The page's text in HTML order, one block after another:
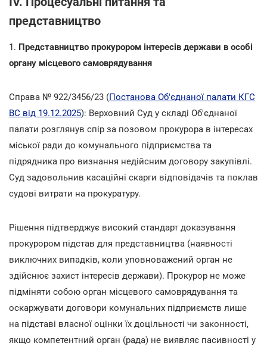
представництво
1. Представництво прокурором інтересів держави в особі
органу місцевого самоврядування
Справа № 922/3456/23 (Постанова Об'єднаної палати КГС
ВС від 19.12.2025): Верховний Суд у складі Об'єднаної
палати розглянув спір за позовом прокурора в інтересах
міської ради до комунального підприємства та
підрядника про визнання недійсним договору закупівлі.
Суд задовольнив касаційні скарги відповідачів та поклав
судові витрати на прокуратуру.
Рішення підтверджує високий стандарт доказування
прокурором підстав для представництва (наявності
виключних випадків, коли уповноважений орган не
здійснює захист інтересів держави). Прокурор не може
підміняти собою орган місцевого самоврядування та
оскаржувати договори комунальних підприємств лише
на підставі власної оцінки їх доцільності чи законності,
якщо компетентний орган (рада) не виявляє пасивності у